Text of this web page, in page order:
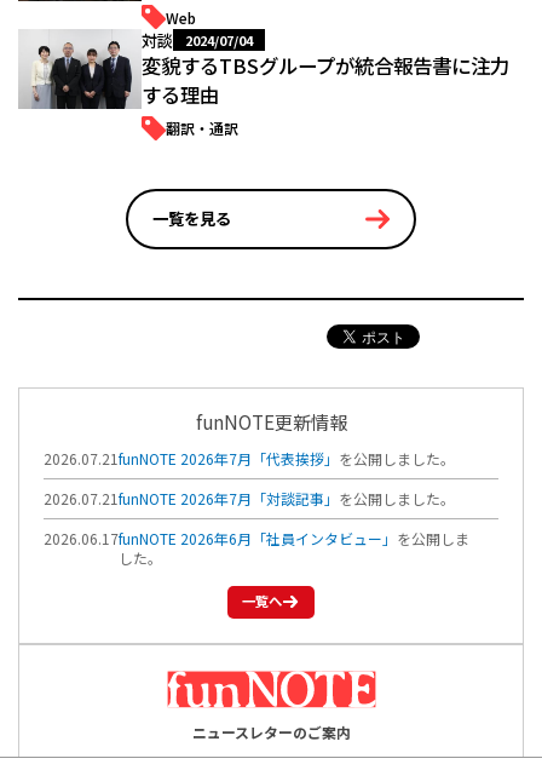
Web
対談 2024/07/04
変貌するTBSグループが統合報告書に注力
する理由
翻訳・通訳
一覧を見る
funNOTE更新情報
2026.07.21funNOTE 2026年7月「代表挨拶」 を公開しました。
2026.07.21funNOTE 2026年7月「対談記事」 を公開しました。
2026.06.17funNOTE 2026年6月「社員インタビュー」 を公開しま
した。
一覧へ
ニュースレターのご案内
アークコミュニケーションズでは、Web制作・翻訳などの旬な話題か